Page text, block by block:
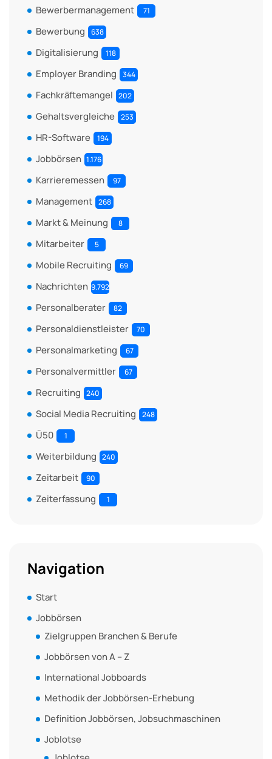
Bewerbermanagement 71
Bewerbung 638
Digitalisierung 118
Employer Branding 344
Fachkräftemangel 202
Gehaltsvergleiche 253
HR-Software 194
Jobbörsen 1.176
Karrieremessen 97
Management 268
Markt & Meinung 8
Mitarbeiter 5
Mobile Recruiting 69
Nachrichten 9.792
Personalberater 82
Personaldienstleister 70
Personalmarketing 67
Personalvermittler 67
Recruiting 240
Social Media Recruiting 248
Ü50 1
Weiterbildung 240
Zeitarbeit 90
Zeiterfassung 1
Navigation
Start
Jobbörsen
Zielgruppen Branchen & Berufe
Jobbörsen von A – Z
International Jobboards
Methodik der Jobbörsen-Erhebung
Definition Jobbörsen, Jobsuchmaschinen
Joblotse